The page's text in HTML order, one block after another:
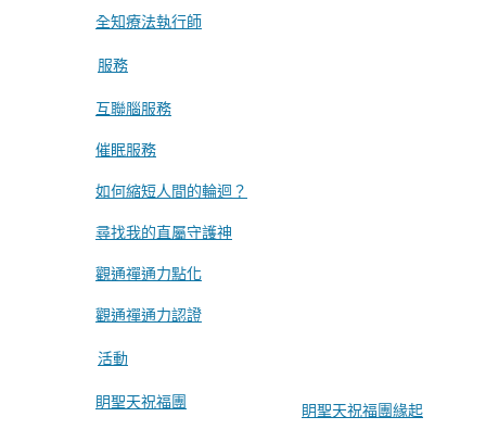
全知療法執行師
服務
互聯腦服務
催眠服務
如何縮短人間的輪迴？
尋找我的直屬守護神
觀通禪通力點化
觀通禪通力認證
活動
眀聖天祝福團 眀聖天祝福團緣起